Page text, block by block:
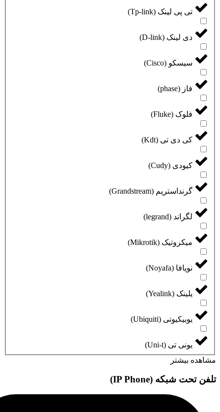
تی پی لینک (Tp-link)
دی لینک (D-link)
سیسکو (Cisco)
فاز (phase)
فلوک (Fluke)
کی دی تی (Kdt)
کیودی (Cudy)
گرنداستریم (Grandstream)
لگراند (legrand)
میکروتیک (Mikrotik)
نویافا (Noyafa)
یلینک (Yealink)
یوبیکیوتی (Ubiquiti)
یونی تی (Uni-t)
مشاهده بیشتر
تلفن تحت شبکه (IP Phone)